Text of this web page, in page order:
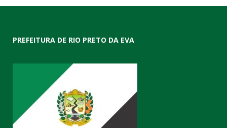
PREFEITURA DE RIO PRETO DA EVA